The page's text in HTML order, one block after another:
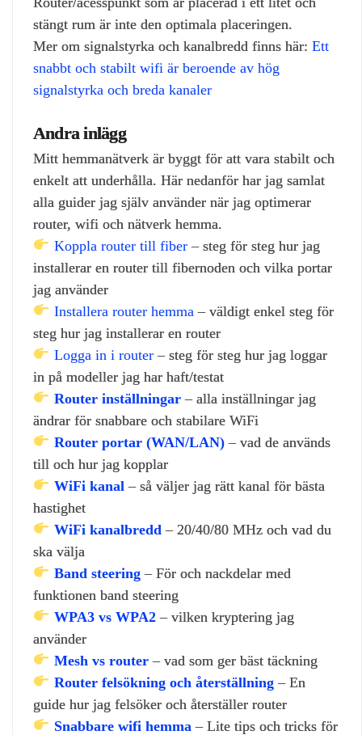
stängt rum är inte den optimala placeringen.
Mer om signalstyrka och kanalbredd finns här: Ett
snabbt och stabilt wifi är beroende av hög
signalstyrka och breda kanaler
Andra inlägg
Mitt hemmanätverk är byggt för att vara stabilt och
enkelt att underhålla. Här nedanför har jag samlat
alla guider jag själv använder när jag optimerar
router, wifi och nätverk hemma.
Koppla router till fiber– steg för steg hur jag
installerar en router till fibernoden och vilka portar
jag använder
Installera router hemma – väldigt enkel steg för
steg hur jag installerar en router
Logga in i router– steg för steg hur jag loggar
in på modeller jag har haft/testat
Router inställningar– alla inställningar jag
ändrar för snabbare och stabilare WiFi
Router portar (WAN/LAN)– vad de används
till och hur jag kopplar
WiFi kanal – så väljer jag rätt kanal för bästa
hastighet
WiFi kanalbredd – 20/40/80 MHz och vad du
ska välja
Band steering – För och nackdelar med
funktionen band steering
WPA3 vs WPA2 – vilken kryptering jag
använder
Mesh vs router – vad som ger bäst täckning
Router felsökning och återställning– En
guide hur jag felsöker och återställer router
Snabbare wifi hemma – Lite tips och tricks för